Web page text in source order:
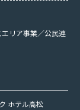
リア事業／公民連
ホテル高松